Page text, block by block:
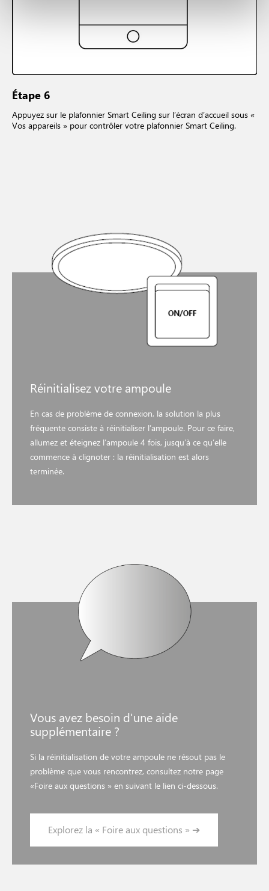
Étape 6
Appuyez sur le plafonnier Smart Ceiling sur l’écran d’accueil sous «
Vos appareils » pour contrôler votre plafonnier Smart Ceiling.
Réinitialisez votre ampoule
En cas de problème de connexion, la solution la plus
fréquente consiste à réinitialiser l’ampoule. Pour ce faire,
allumez et éteignez l’ampoule 4 fois, jusqu’à ce qu’elle
commence à clignoter : la réinitialisation est alors
terminée.
Vous avez besoin d'une aide
supplémentaire ?
Si la réinitialisation de votre ampoule ne résout pas le
problème que vous rencontrez, consultez notre page
«Foire aux questions » en suivant le lien ci-dessous.
Explorez la « Foire aux questions » ➔